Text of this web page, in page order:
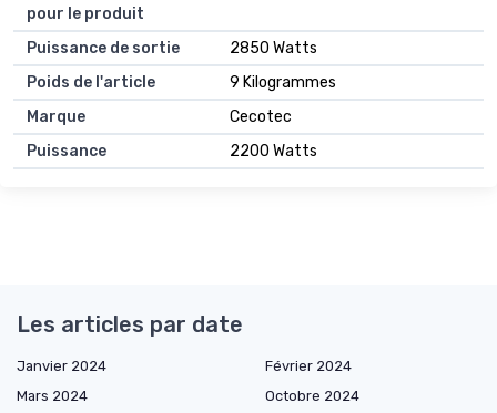
pour le produit
Puissance de sortie
2850 Watts
Poids de l'article
9 Kilogrammes
Marque
Cecotec
Puissance
2200 Watts
Les articles par date
Janvier 2024
Février 2024
Mars 2024
Octobre 2024